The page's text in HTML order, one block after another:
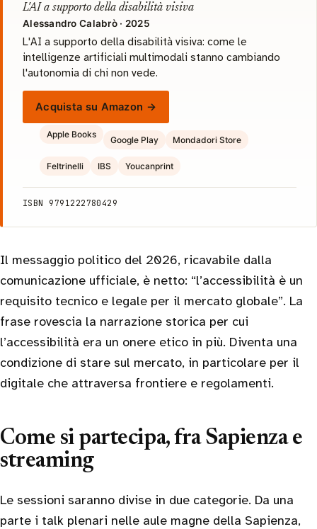
L'AI a supporto della disabilità visiva
Alessandro Calabrò · 2025
L'AI a supporto della disabilità visiva: come le
intelligenze artificiali multimodali stanno cambiando
l'autonomia di chi non vede.
Acquista su Amazon →
Apple Books
Google Play Mondadori Store
Feltrinelli IBS Youcanprint
ISBN 9791222780429
Il messaggio politico del 2026, ricavabile dalla
comunicazione ufficiale, è netto: “l’accessibilità è un
requisito tecnico e legale per il mercato globale”. La
frase rovescia la narrazione storica per cui
l’accessibilità era un onere etico in più. Diventa una
condizione di stare sul mercato, in particolare per il
digitale che attraversa frontiere e regolamenti.
Come si partecipa, fra Sapienza e
streaming
Le sessioni saranno divise in due categorie. Da una
parte i talk plenari nelle aule magne della Sapienza,